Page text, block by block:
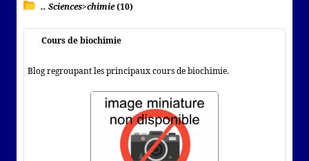
.. Sciences>chimie(10)
Cours de biochimie
Blog regroupant les principaux cours de biochimie.